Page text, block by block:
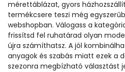
mérettáblázat, gyors
termékcsere teszi még
webshopban. Válogass a
frissítsd fel ruhatárad olyan
újra számíthatsz. A jól
anyagok és szabás miatt ezek a
szezonra megbízható választást